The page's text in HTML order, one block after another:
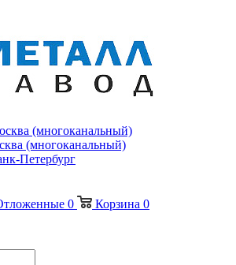
(многоканальный)
(многоканальный)
Петербург
0 Корзина 0